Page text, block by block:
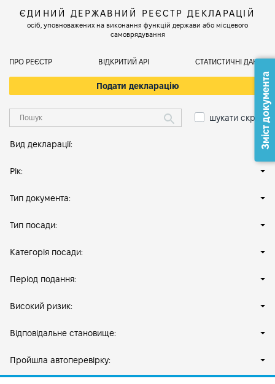
ЄДИНИЙ ДЕРЖАВНИЙ РЕЄСТР ДЕКЛАРАЦІЙ
осіб, уповноважених на виконання функцій держави або місцевого
самоврядування
ПРО РЕЄСТР ВІДКРИТИЙ АРІ СТАТИСТИЧНІ ДАНІ
Подати декларацію
шукати скрізь
Вид декларації:
Рік:
Тип документа:
Тип посади:
Категорія посади:
Період подання:
Високий ризик:
Відповідальне становище:
Пройшла автоперевірку:
Зміст документа